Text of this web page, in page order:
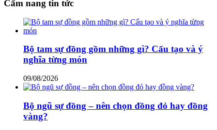
Cẩm nang tin tức
Bộ tam sự đồng gồm những gì? Cấu tạo và ý
nghĩa từng món
09/08/2026
Bộ ngũ sự đồng – nên chọn đồng đỏ hay đồng
vàng?